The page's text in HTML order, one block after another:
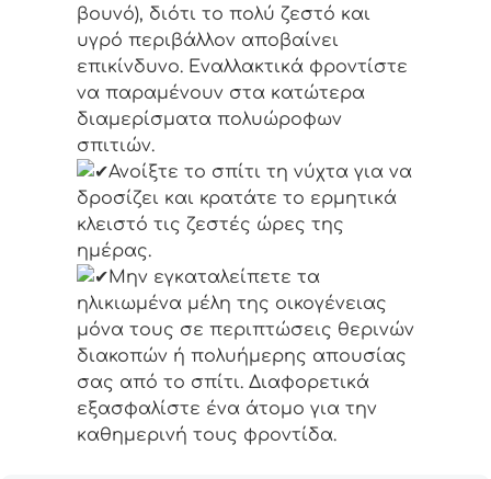
βουνό), διότι το πολύ ζεστό και
υγρό περιβάλλον αποβαίνει
επικίνδυνο. Εναλλακτικά φροντίστε
να παραμένουν στα κατώτερα
διαμερίσματα πολυώροφων
σπιτιών.
Ανοίξτε το σπίτι τη νύχτα για να
δροσίζει και κρατάτε το ερμητικά
κλειστό τις ζεστές ώρες της
ημέρας.
Μην εγκαταλείπετε τα
ηλικιωμένα μέλη της οικογένειας
μόνα τους σε περιπτώσεις θερινών
διακοπών ή πολυήμερης απουσίας
σας από το σπίτι. Διαφορετικά
εξασφαλίστε ένα άτομο για την
καθημερινή τους φροντίδα.